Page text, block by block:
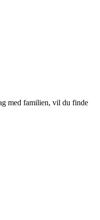
med familien, vil du finde